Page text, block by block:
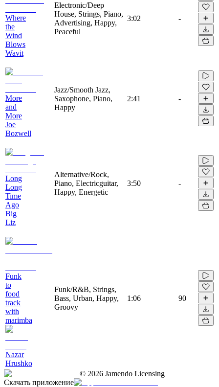
Where
the
Wind
Blows
Wavit
Electronic/Deep
House, Strings, Piano,
Advertising, Happy,
Peaceful
3:02 -
More
and
More
Joe
Bozwell
Jazz/Smooth Jazz,
Saxophone, Piano,
Happy
2:41 -
Long
Long
Time
Ago
Big
Liz
Alternative/Rock,
Piano, Electricguitar,
Happy, Energetic
3:50 -
Funk
to
food
track
with
marimba
Nazar
Hrushko
Funk/R&B, Strings,
Bass, Urban, Happy,
Groovy
1:06 90
© 2026 Jamendo Licensing
Скачать приложение